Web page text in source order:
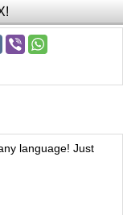
language! Just